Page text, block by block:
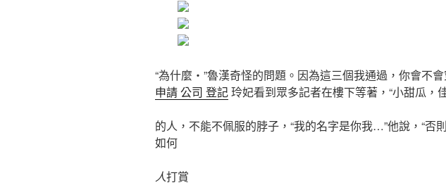
“為什麼‧”魯漢奇怪的問題。因為這三個我通過，你會不會
申請 公司 登記玲妃看到眾多記者在樓下等著，“小甜瓜，
的人，不能不佩服的脖子，“我的名字是你我…”他說，“否
如何
人打賞